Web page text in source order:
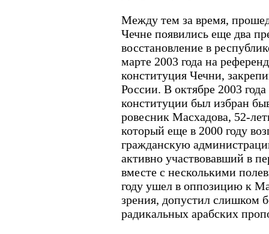
Между тем за время,
Чечне появились еще два
восстановление в
марте 2003 года на
конституция Чечни,
России. В октябре 2003
конституции был избран
ровесник Масхадова, 52-
который еще в 2000 году
гражданскую
активно участвовавший в
вместе с несколькими
году ушел в оппозицию к
зрения, допустил слишком
радикальных арабских